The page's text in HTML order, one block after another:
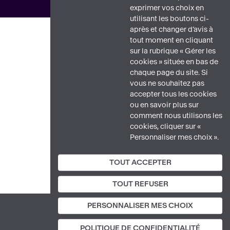
exprimer vos choix en
utilisant les boutons ci-
après et changer d’avis à
tout moment en cliquant
sur la rubrique « Gérer les
cookies » située en bas de
chaque page du site. Si
vous ne souhaitez pas
accepter tous les cookies
ou en savoir plus sur
comment nous utilisons les
cookies, cliquer sur «
Personnaliser mes choix ».
veuillez consulter notre
politique de protection des
données.
TOUT ACCEPTER
TOUT REFUSER
PERSONNALISER MES CHOIX
POLITIQUE DE CONFIDENTIALITÉ
PIED